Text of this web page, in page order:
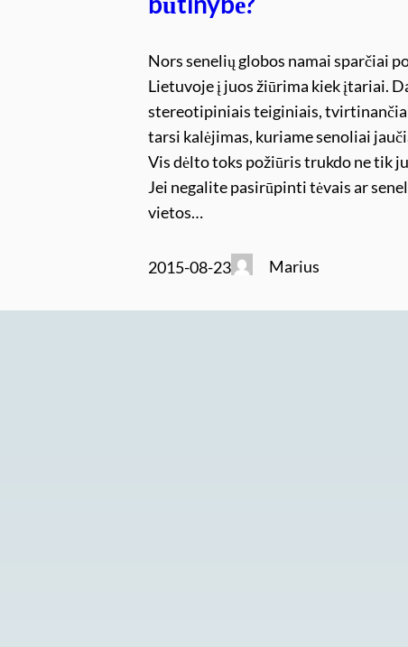
Nors senelių globos namai sparčiai
Lietuvoje į juos žiūrima kiek įtariai.
stereotipiniais teiginiais,
tarsi kalėjimas, kuriame senoliai
Vis dėlto toks požiūris trukdo ne tik
Jei negalite pasirūpinti tėvais ar
vietos…
2015-08-23 Marius